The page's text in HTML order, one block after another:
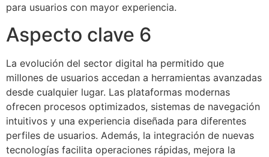
para usuarios con mayor experiencia.
Aspecto clave 6
La evolución del sector digital ha permitido que
millones de usuarios accedan a herramientas avanzadas
desde cualquier lugar. Las plataformas modernas
ofrecen procesos optimizados, sistemas de navegación
intuitivos y una experiencia diseñada para diferentes
perfiles de usuarios. Además, la integración de nuevas
tecnologías facilita operaciones rápidas, mejora la